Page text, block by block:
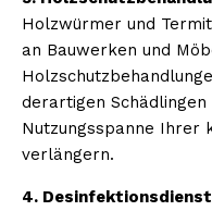
Holzwürmer und
an Bauwerken und
derartigen Schädlingen
Nutzungsspanne Ihrer
verlängern.
4.